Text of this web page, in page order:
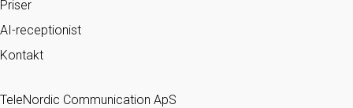
Priser
AI-receptionist
Kontakt
TeleNordic Communication ApS